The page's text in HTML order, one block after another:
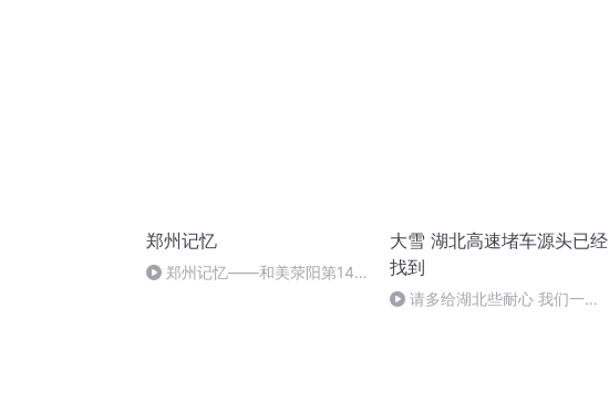
郑州记忆
郑州记忆——和美荥阳第14
大雪 湖北高速堵车源头已经
找到
请多给湖北些耐心 我们一定